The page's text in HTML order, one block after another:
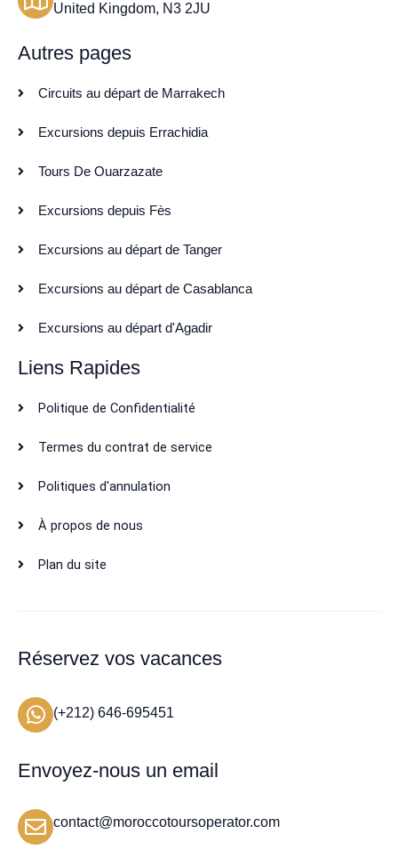
United Kingdom, N3 2JU
Autres pages
Circuits au départ de Marrakech
Excursions depuis Errachidia
Tours De Ouarzazate
Excursions depuis Fès
Excursions au départ de Tanger
Excursions au départ de Casablanca
Excursions au départ d'Agadir
Liens Rapides
Politique de Confidentialité
Termes du contrat de service
Politiques d'annulation
À propos de nous
Plan du site
Réservez vos vacances
(+212) 646-695451
Envoyez-nous un email
contact@moroccotoursoperator.com